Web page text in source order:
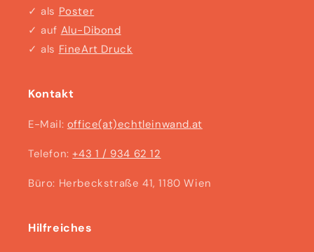
✓ als Poster
✓ auf Alu-Dibond
✓ als FineArt Druck
Kontakt
E-Mail: office(at)echtleinwand.at
Telefon:+43 1 / 934 62 12
Büro: Herbeckstraße 41, 1180 Wien
Hilfreiches